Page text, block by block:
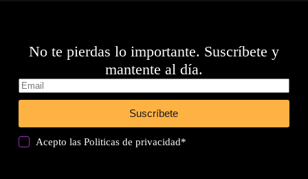
No te pierdas lo importante. Suscríbete y
mantente al día.
Suscríbete
Acepto lasPoliticas de privacidad*